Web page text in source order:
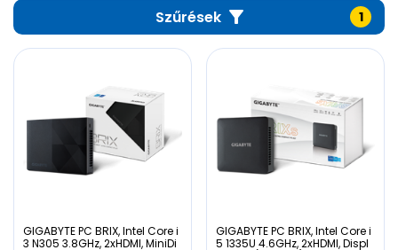
email
place
GIGABYTE PC BRIX, Intel Core i
3 N305 3.8GHz, 2xHDMI, MiniDi
GIGABYTE PC BRIX, Intel Core i
5 1335U 4.6GHz, 2xHDMI, Displ
Szűrések 1